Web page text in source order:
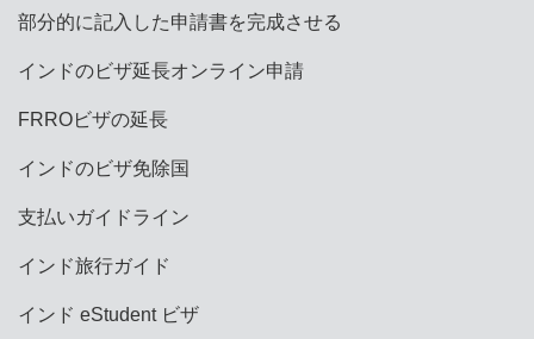
部分的に記入した申請書を完成させる
インドのビザ延長オンライン申請
FRROビザの延長
インドのビザ免除国
支払いガイドライン
インド旅行ガイド
インド eStudent ビザ